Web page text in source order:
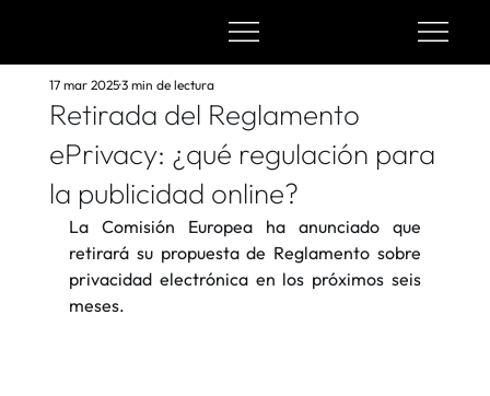
Retirada del Reglamento
ePrivacy: ¿qué regulación para
la publicidad online?
17 mar 20253 min de lectura
La Comisión Europea ha anunciado que
retirará su propuesta de Reglamento sobre
privacidad electrónica en los próximos seis
meses.